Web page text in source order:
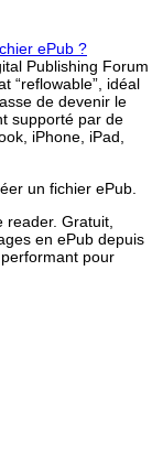
ePub ?
Publishing Forum
“reflowable”, idéal
de devenir le
supporté par de
iPhone, iPad,
un fichier ePub.
Gratuit,
en ePub depuis
pour